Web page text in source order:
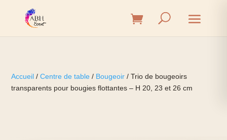
Accueil /Centre de table / Bougeoir / Trio de bougeoirs
transparents pour bougies flottantes – H 20, 23 et 26 cm